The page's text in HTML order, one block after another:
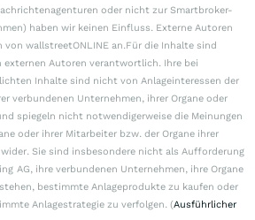
oder nicht zur Smartbroker-
haben wir keinen Einfluss. Externe Autoren
wallstreetONLINE an.Für die Inhalte sind
externen Autoren verantwortlich. Ihre bei
Inhalte sind nicht von Anlageinteressen der
verbundenen Unternehmen, ihrer Organe oder
spiegeln nicht notwendigerweise die Meinungen
oder ihrer Mitarbeiter bzw. der Organe ihrer
Sie sind insbesondere nicht als Aufforderung
AG, ihre verbundenen Unternehmen, ihre Organe
bestimmte Anlageprodukte zu kaufen oder
Anlagestrategie zu verfolgen. (Ausführlicher